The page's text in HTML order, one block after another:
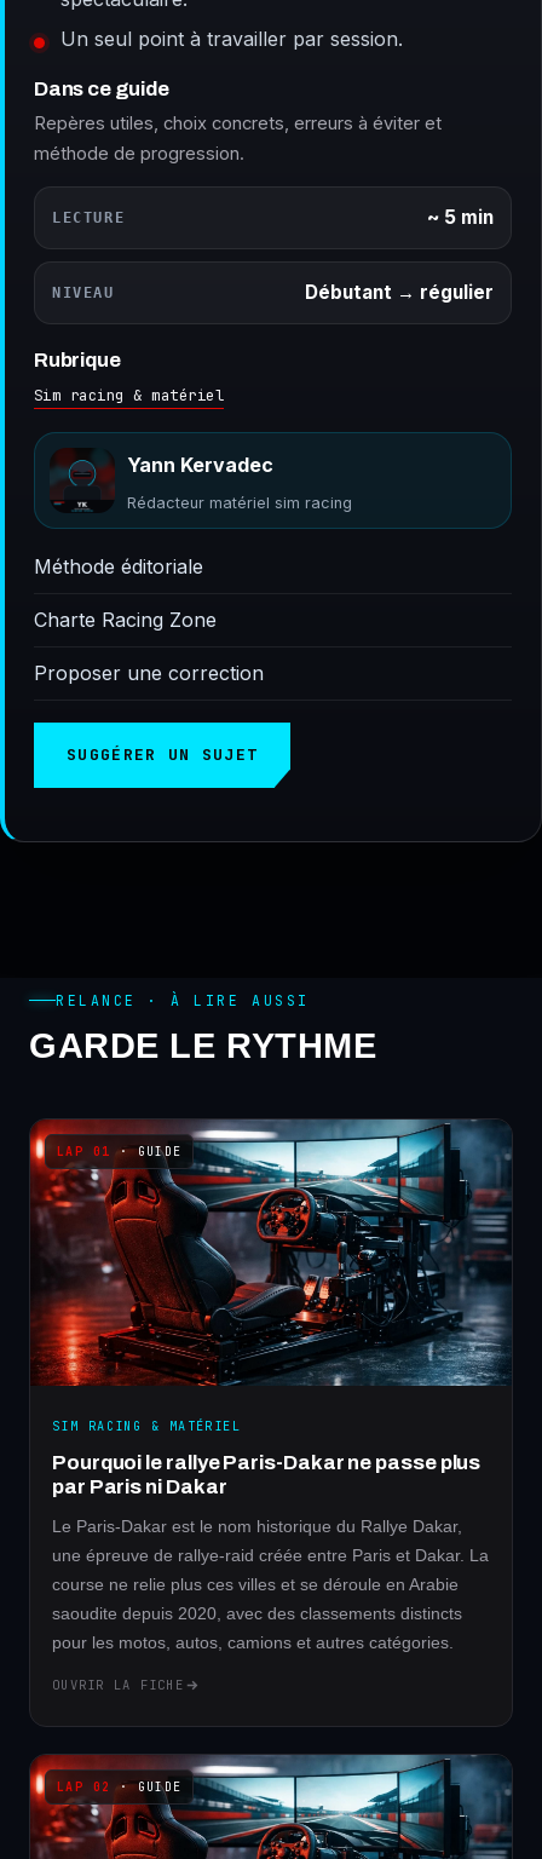
Un seul point à travailler par session.
Dans ce guide
Repères utiles, choix concrets, erreurs à éviter et
méthode de progression.
LECTURE ~ 5 min
NIVEAU Débutant → régulier
Rubrique
Sim racing & matériel
Yann Kervadec
Rédacteur matériel sim racing
Méthode éditoriale
Charte Racing Zone
Proposer une correction
SUGGÉRER UN SUJET
RELANCE · À LIRE AUSSI
GARDE LE RYTHME
· GUIDE
SIM RACING & MATÉRIEL
Pourquoi le rallye Paris-Dakar ne passe plus
par Paris ni Dakar
Le Paris-Dakar est le nom historique du Rallye Dakar,
une épreuve de rallye-raid créée entre Paris et Dakar. La
course ne relie plus ces villes et se déroule en Arabie
saoudite depuis 2020, avec des classements distincts
pour les motos, autos, camions et autres catégories.
OUVRIR LA FICHE
· GUIDE